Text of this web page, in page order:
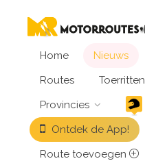
Home
Nieuws
Routes
Toerritten
Provincies
Ontdek de App!
Route toevoegen